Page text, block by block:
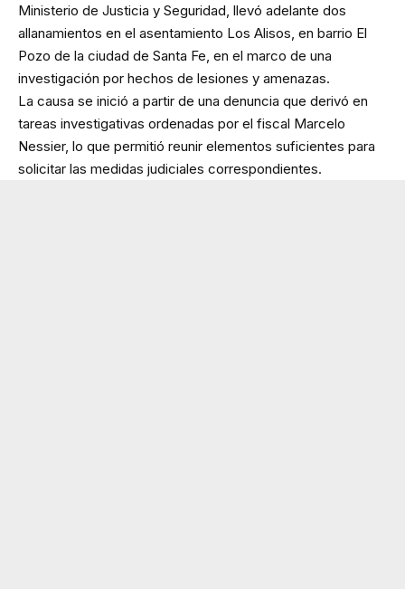
Ministerio de Justicia y Seguridad, llevó adelante dos
allanamientos en el asentamiento Los Alisos, en barrio El
Pozo de la ciudad de Santa Fe, en el marco de una
investigación por hechos de lesiones y amenazas.
La causa se inició a partir de una denuncia que derivó en
tareas investigativas ordenadas por el fiscal Marcelo
Nessier, lo que permitió reunir elementos suficientes para
solicitar las medidas judiciales correspondientes.